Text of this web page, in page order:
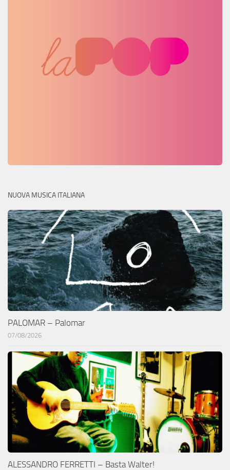
NUOVA MUSICA ITALIANA
PALOMAR – Palomar
07/08/2026
ALESSANDRO FERRETTI – Basta Walter!